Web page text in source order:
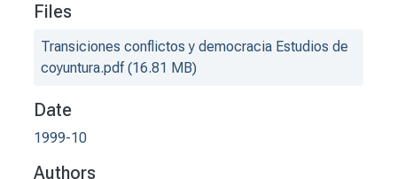
Files
Transiciones conflictos y democracia Estudios de
coyuntura.pdf(16.81 MB)
Date
1999-10
Authors